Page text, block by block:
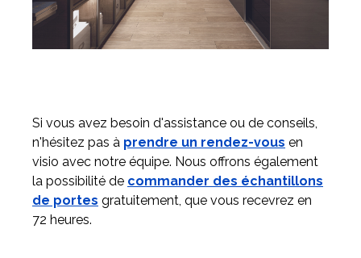
Si vous avez besoin d'assistance ou de conseils,
n'hésitez pas à prendre un rendez-vous en
visio avec notre équipe. Nous offrons également
la possibilité de commander des échantillons
de portes gratuitement, que vous recevrez en
72 heures.